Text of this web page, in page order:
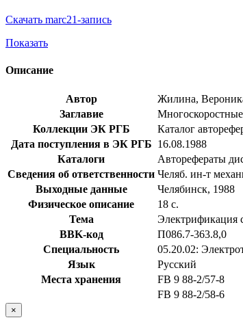
Скачать marc21-запись
Показать
Описание
Автор
Жилина,
Заглавие
Коллекции ЭК РГБ
Каталог
Дата поступления в ЭК РГБ 16.08.1988
Каталоги
Авторефераты
Сведения об ответственности Челяб. ин-т
Выходные данные
Челябинск, 1988
Физическое описание
18 с.
Тема
Электрификация
BBK-код
П086.7-363.8,0
Специальность
05.20.02:
Язык
Русский
Места хранения
FB 9 88-2/57-8
FB 9 88-2/58-6
×